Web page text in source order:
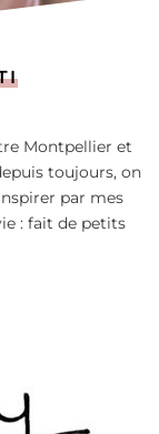
Montpellier et
toujours, on
par mes
: fait de petits